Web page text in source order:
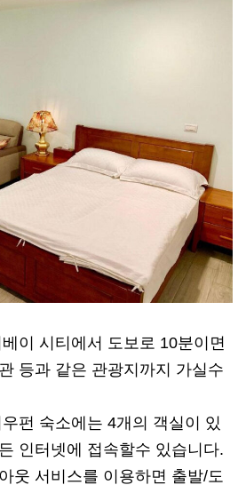
이 시티에서 도보로 10분이면
등과 같은 관광지까지 가실수
펀 숙소에는 4개의 객실이 있
인터넷에 접속할수 있습니다.
웃 서비스를 이용하면 출발/도